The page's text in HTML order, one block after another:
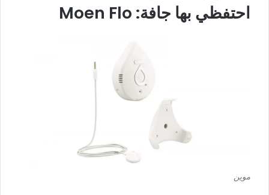
احتفظي بها جافة: Moen Flo
موين